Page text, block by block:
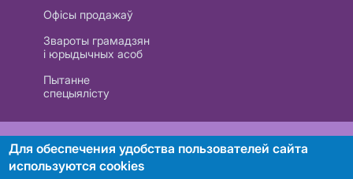
Офісы продажаў
Звароты грамадзян
і юрыдычных асоб
Пытанне
спецыялісту
РУП «Белтэлекам». УНП 101007741
Для обеспечения удобства пользователей сайта
используются cookies